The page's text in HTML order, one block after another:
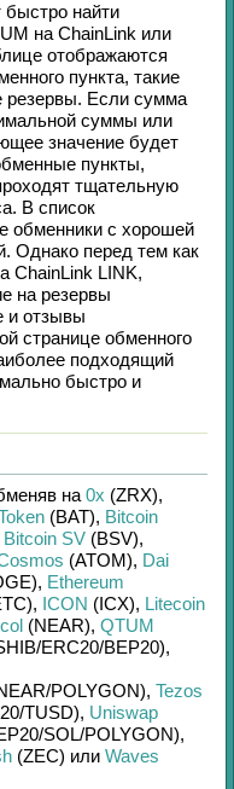
быстро найти
на ChainLink или
отображаются
пункта, такие
резервы. Если сумма
суммы или
значение будет
пункты,
тщательную
В список
обменники с хорошей
Однако перед тем как
ChainLink LINK,
на резервы
и отзывы
странице обменного
подходящий
быстро и
на 0x (ZRX),
(BAT), Bitcoin
Bitcoin SV (BSV),
(ATOM), Dai
, Ethereum
, ICON (ICX), Litecoin
(NEAR), QTUM
ERC20/BEP20),
POLYGON), Tezos
TUSD), Uniswap
SOL/POLYGON),
(ZEC) или Waves